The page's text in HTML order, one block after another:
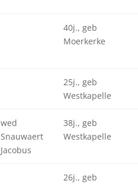
40j., geb
Moerkerke
25j., geb
Westkapelle
wed
Snauwaert
Jacobus
38j., geb
Westkapelle
26j., geb